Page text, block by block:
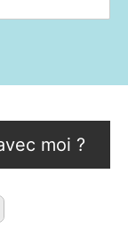
moi ?